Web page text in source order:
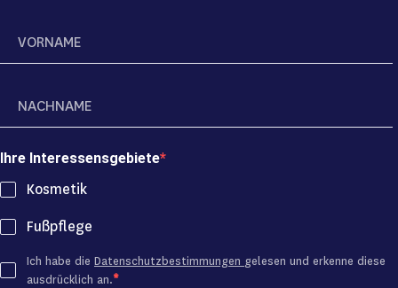
Ihre Interessensgebiete
Kosmetik
Fußpflege
Ich habe die Datenschutzbestimmungen gelesen und erkenne diese
ausdrücklich an.